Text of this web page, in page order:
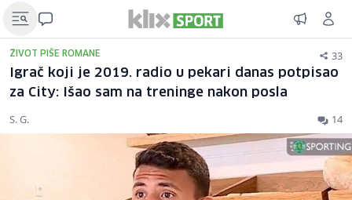
ŽIVOT PIŠE ROMANE 33
Igrač koji je 2019. radio u pekari danas potpisao
za City: Išao sam na treninge nakon posla
S. G. 14